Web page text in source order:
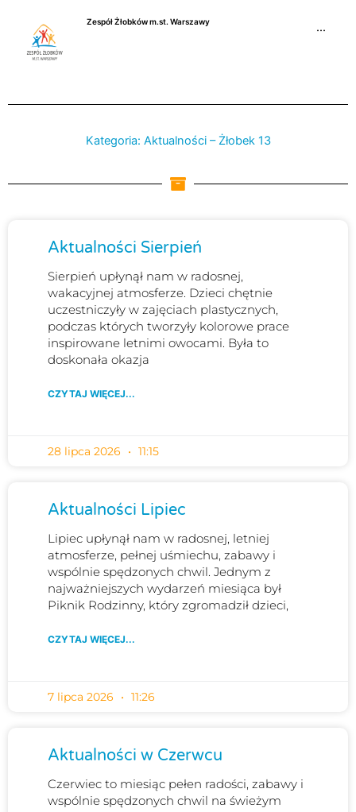
Zespół Żłobków m.st. Warszawy
···
Kategoria: Aktualności – Żłobek 13
Aktualności Sierpień
Sierpień upłynął nam w radosnej,
wakacyjnej atmosferze. Dzieci chętnie
uczestniczyły w zajęciach plastycznych,
podczas których tworzyły kolorowe prace
inspirowane letnimi owocami. Była to
doskonała okazja
CZYTAJ WIĘCEJ...
28 lipca 2026 11:15
Aktualności Lipiec
Lipiec upłynął nam w radosnej, letniej
atmosferze, pełnej uśmiechu, zabawy i
wspólnie spędzonych chwil. Jednym z
najważniejszych wydarzeń miesiąca był
Piknik Rodzinny, który zgromadził dzieci,
CZYTAJ WIĘCEJ...
7 lipca 2026 11:26
Aktualności w Czerwcu
Czerwiec to miesiąc pełen radości, zabawy i
wspólnie spędzonych chwil na świeżym